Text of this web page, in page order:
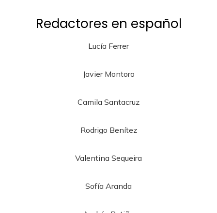
Redactores en español
Lucía Ferrer
Javier Montoro
Camila Santacruz
Rodrigo Benítez
Valentina Sequeira
Sofía Aranda